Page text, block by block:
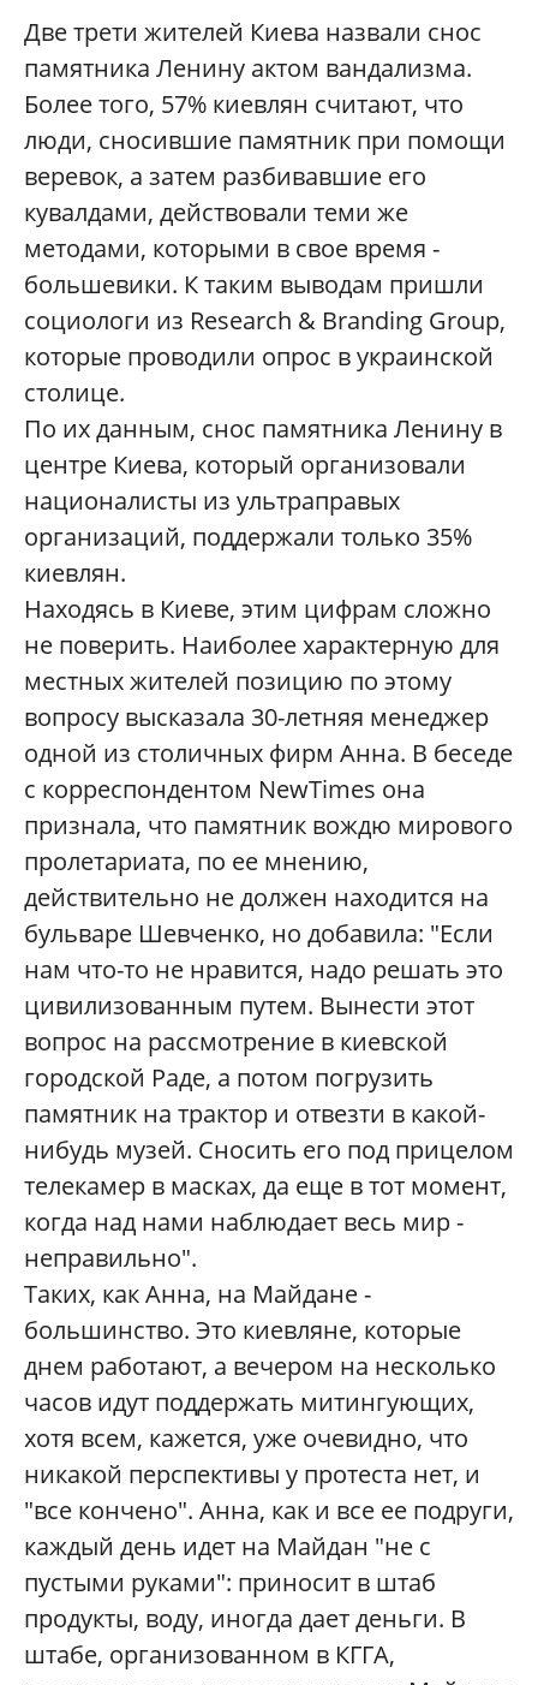
Две трети жителей Киева назвали снос
памятника Ленину актом вандализма.
Более того, 57% киевлян считают, что
люди, сносившие памятник при помощи
веревок, а затем разбивавшие его
кувалдами, действовали теми же
методами, которыми в свое время -
большевики. К таким выводам пришли
социологи из Research & Branding Group,
которые проводили опрос в украинской
столице.
По их данным, снос памятника Ленину в
центре Киева, который организовали
националисты из ультраправых
организаций, поддержали только 35%
киевлян.
Находясь в Киеве, этим цифрам сложно
не поверить. Наиболее характерную для
местных жителей позицию по этому
вопросу высказала 30-летняя менеджер
одной из столичных фирм Анна. В беседе
с корреспондентом NewTimes она
признала, что памятник вождю мирового
пролетариата, по ее мнению,
действительно не должен находится на
бульваре Шевченко, но добавила: "Если
нам что-то не нравится, надо решать это
цивилизованным путем. Вынести этот
вопрос на рассмотрение в киевской
городской Раде, а потом погрузить
памятник на трактор и отвезти в какой-
нибудь музей. Сносить его под прицелом
телекамер в масках, да еще в тот момент,
когда над нами наблюдает весь мир -
неправильно".
Таких, как Анна, на Майдане -
большинство. Это киевляне, которые
днем работают, а вечером на несколько
часов идут поддержать митингующих,
хотя всем, кажется, уже очевидно, что
никакой перспективы у протеста нет, и
"все кончено". Анна, как и все ее подруги,
каждый день идет на Майдан "не с
пустыми руками": приносит в штаб
продукты, воду, иногда дает деньги. В
штабе, организованном в КГГА,